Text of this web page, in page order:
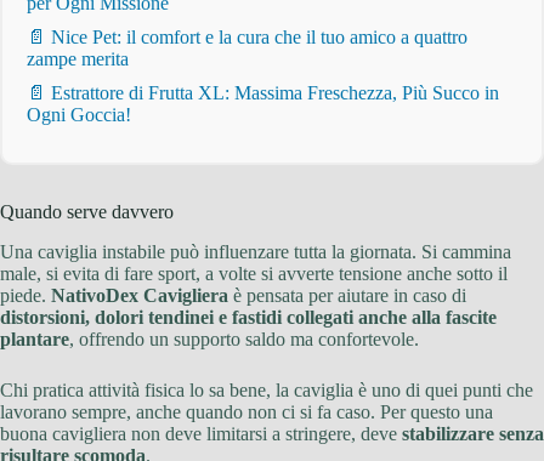
📄 Nice Pet: il comfort e la cura che il tuo amico a quattro
zampe merita
📄 Estrattore di Frutta XL: Massima Freschezza, Più Succo in
Ogni Goccia!
Quando serve davvero
Una caviglia instabile può influenzare tutta la giornata. Si cammina
male, si evita di fare sport, a volte si avverte tensione anche sotto il
piede. NativoDex Cavigliera è pensata per aiutare in caso di
distorsioni, dolori tendinei e fastidi collegati anche alla fascite
plantare, offrendo un supporto saldo ma confortevole.
Chi pratica attività fisica lo sa bene, la caviglia è uno di quei punti che
lavorano sempre, anche quando non ci si fa caso. Per questo una
buona cavigliera non deve limitarsi a stringere, deve stabilizzare senza
risultare scomoda.